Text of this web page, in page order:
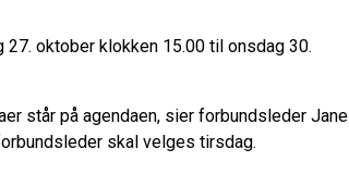
oktober klokken 15.00 til onsdag 30.
står på agendaen, sier forbundsleder Jane
skal velges tirsdag.